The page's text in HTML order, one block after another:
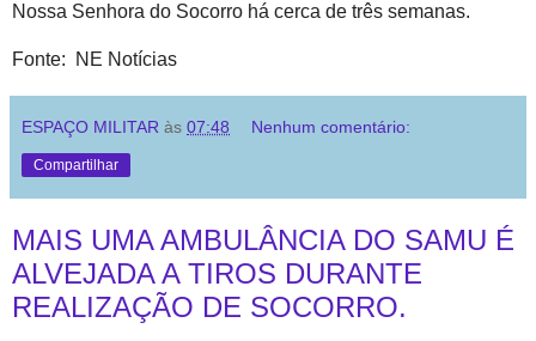
Nossa Senhora do Socorro há cerca de três semanas.
Fonte: NE Notícias
ESPAÇO MILITAR às 07:48 Nenhum comentário:
Compartilhar
MAIS UMA AMBULÂNCIA DO SAMU É
ALVEJADA A TIROS DURANTE
REALIZAÇÃO DE SOCORRO.